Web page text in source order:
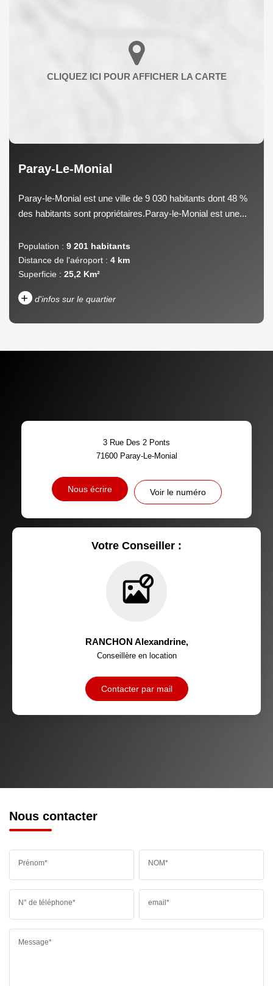
Paray-Le-Monial
Paray-le-Monial est une ville de 9 030 habitants dont 48 %
des habitants sont propriétaires.Paray-le-Monial est une...
Population : 9 201 habitants
Distance de l'aéroport : 4 km
Superficie : 25,2 Km²
+ d'infos sur le quartier
PART DES MÉNAGES SANS
VOITURE
DISTANCE DE L'AÉROPORT : SUPERFICIE :
RÉSULTATS DES LYCÉES
RESTAURANTS ET CAFÉS COMMERCES
3 Rue Des 2 Ponts
71600 Paray-Le-Monial
Nous écrire Voir le numéro
Votre Conseiller :
RANCHON Alexandrine,
Conseillère en location
Contacter par mail
Nous contacter
Prénom* NOM*
N° de téléphone* email*
Message*